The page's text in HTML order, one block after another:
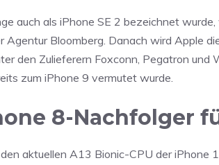
auch als iPhone SE 2 bezeichnet
Agentur Bloomberg. Danach wird Apple
den Zulieferern Foxconn, Pegatron
zum iPhone 9 vermutet wurde.
8-Nachfolger
aktuellen A13 Bionic-CPU der iPhone